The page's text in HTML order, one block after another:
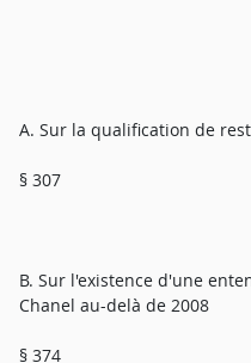
A. Sur la qualification de
§ 307
B. Sur l'existence d'une
Chanel au-delà de 2008
§ 374